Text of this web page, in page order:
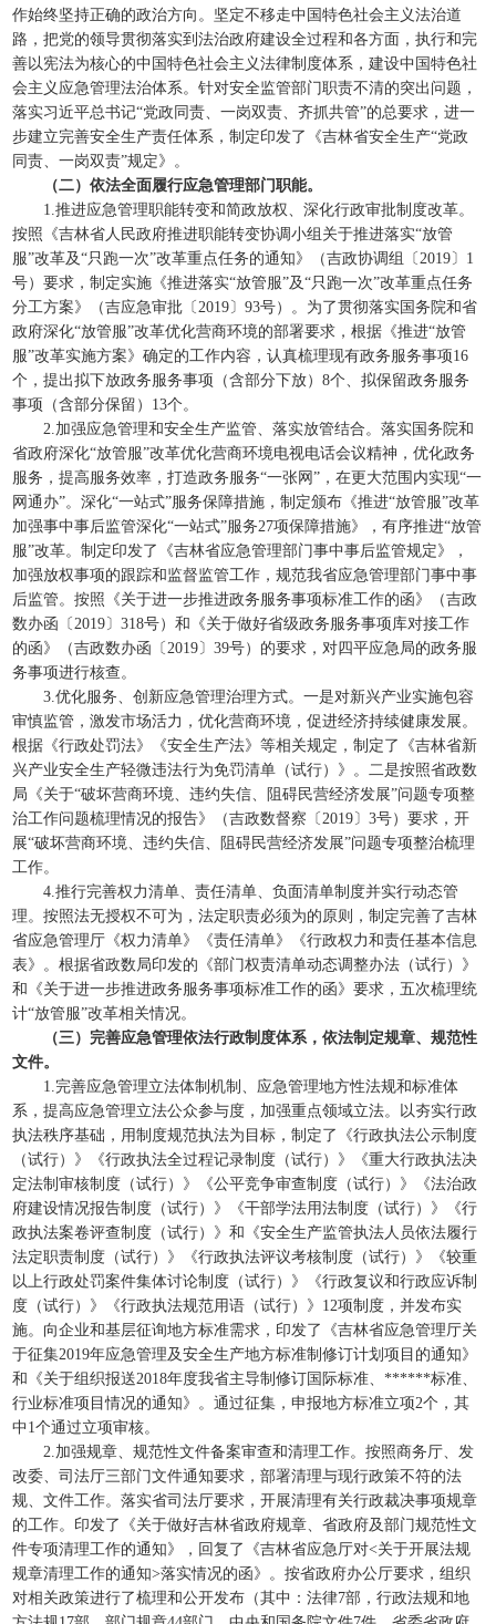
作始终坚持正确的政治方向。坚定不移走中国特色社会主义法治道
路，把党的领导贯彻落实到法治政府建设全过程和各方面，执行和完
善以宪法为核心的中国特色社会主义法律制度体系，建设中国特色社
会主义应急管理法治体系。针对安全监管部门职责不清的突出问题，
落实习近平总书记“党政同责、一岗双责、齐抓共管”的总要求，进一
步建立完善安全生产责任体系，制定印发了《吉林省安全生产“党政
同责、一岗双责”规定》。
（二）依法全面履行应急管理部门职能。
1.推进应急管理职能转变和简政放权、深化行政审批制度改革。
按照《吉林省人民政府推进职能转变协调小组关于推进落实“放管
服”改革及“只跑一次”改革重点任务的通知》（吉政协调组〔2019〕1
号）要求，制定实施《推进落实“放管服”及“只跑一次”改革重点任务
分工方案》（吉应急审批〔2019〕93号）。为了贯彻落实国务院和省
政府深化“放管服”改革优化营商环境的部署要求，根据《推进“放管
服”改革实施方案》确定的工作内容，认真梳理现有政务服务事项16
个，提出拟下放政务服务事项（含部分下放）8个、拟保留政务服务
事项（含部分保留）13个。
2.加强应急管理和安全生产监管、落实放管结合。落实国务院和
省政府深化“放管服”改革优化营商环境电视电话会议精神，优化政务
服务，提高服务效率，打造政务服务“一张网”，在更大范围内实现“一
网通办”。深化“一站式”服务保障措施，制定颁布《推进“放管服”改革
加强事中事后监管深化“一站式”服务27项保障措施》，有序推进“放管
服”改革。制定印发了《吉林省应急管理部门事中事后监管规定》，
加强放权事项的跟踪和监督监管工作，规范我省应急管理部门事中事
后监管。按照《关于进一步推进政务服务事项标准工作的函》（吉政
数办函〔2019〕318号）和《关于做好省级政务服务事项库对接工作
的函》（吉政数办函〔2019〕39号）的要求，对四平应急局的政务服
务事项进行核查。
3.优化服务、创新应急管理治理方式。一是对新兴产业实施包容
审慎监管，激发市场活力，优化营商环境，促进经济持续健康发展。
根据《行政处罚法》《安全生产法》等相关规定，制定了《吉林省新
兴产业安全生产轻微违法行为免罚清单（试行）》。二是按照省政数
局《关于“破坏营商环境、违约失信、阻碍民营经济发展”问题专项整
治工作问题梳理情况的报告》（吉政数督察〔2019〕3号）要求，开
展“破坏营商环境、违约失信、阻碍民营经济发展”问题专项整治梳理
工作。
4.推行完善权力清单、责任清单、负面清单制度并实行动态管
理。按照法无授权不可为，法定职责必须为的原则，制定完善了吉林
省应急管理厅《权力清单》《责任清单》《行政权力和责任基本信息
表》。根据省政数局印发的《部门权责清单动态调整办法（试行）》
和《关于进一步推进政务服务事项标准工作的函》要求，五次梳理统
计“放管服”改革相关情况。
（三）完善应急管理依法行政制度体系，依法制定规章、规范性
文件。
1.完善应急管理立法体制机制、应急管理地方性法规和标准体
系，提高应急管理立法公众参与度，加强重点领域立法。以夯实行政
执法秩序基础，用制度规范执法为目标，制定了《行政执法公示制度
（试行）》《行政执法全过程记录制度（试行）》《重大行政执法决
定法制审核制度（试行）》《公平竞争审查制度（试行）》《法治政
府建设情况报告制度（试行）》《干部学法用法制度（试行）》《行
政执法案卷评查制度（试行）》和《安全生产监管执法人员依法履行
法定职责制度（试行）》《行政执法评议考核制度（试行）》《较重
以上行政处罚案件集体讨论制度（试行）》《行政复议和行政应诉制
度（试行）》《行政执法规范用语（试行）》12项制度，并发布实
施。向企业和基层征询地方标准需求，印发了《吉林省应急管理厅关
于征集2019年应急管理及安全生产地方标准制修订计划项目的通知》
和《关于组织报送2018年度我省主导制修订国际标准、******标准、
行业标准项目情况的通知》。通过征集，申报地方标准立项2个，其
中1个通过立项审核。
2.加强规章、规范性文件备案审查和清理工作。按照商务厅、发
改委、司法厅三部门文件通知要求，部署清理与现行政策不符的法
规、文件工作。落实省司法厅要求，开展清理有关行政裁决事项规章
的工作。印发了《关于做好吉林省政府规章、省政府及部门规范性文
件专项清理工作的通知》，回复了《吉林省应急厅对<关于开展法规
规章清理工作的通知>落实情况的函》。按省政府办公厅要求，组织
对相关政策进行了梳理和公开发布（其中：法律7部，行政法规和地